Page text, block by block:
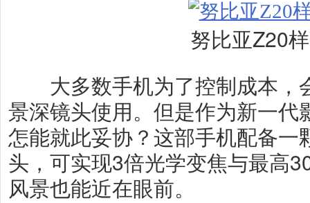
努比亚Z20
大多数手机为了控制成本，
景深镜头使用。但是作为新一代
怎能就此妥协？这部手机配备一
头，可实现3倍光学变焦与最高
风景也能近在眼前。